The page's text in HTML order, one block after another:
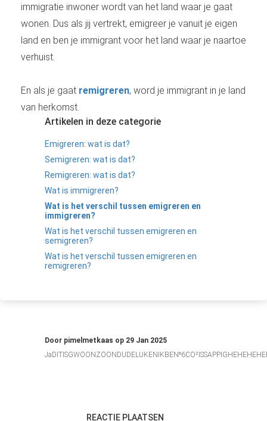
immigratie inwoner wordt van het land waar je gaat
wonen. Dus als jij vertrekt, emigreer je vanuit je eigen
land en ben je immigrant voor het land waar je naartoe
verhuist.
En als je gaat remigreren, word je immigrant in je land
van herkomst.
Artikelen in deze categorie
Emigreren: wat is dat?
Semigreren: wat is dat?
Remigreren: wat is dat?
Wat is immigreren?
Wat is het verschil tussen emigreren en
immigreren?
Wat is het verschil tussen emigreren en
semigreren?
Wat is het verschil tussen emigreren en
remigreren?
Door pimelmetkaas op 29 Jan 2025
REACTIE PLAATSEN